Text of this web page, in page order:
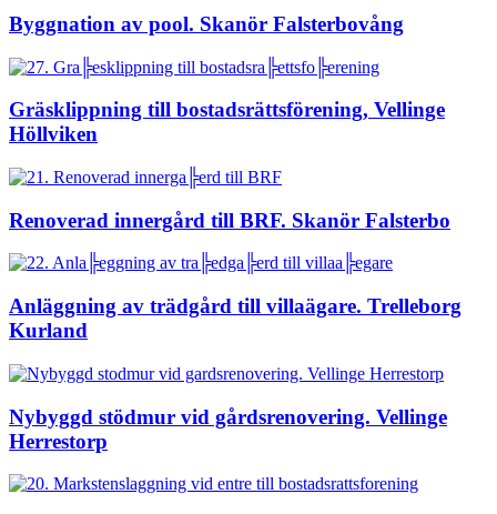
Byggnation av pool. Skanör Falsterbovång
Gräsklippning till bostadsrättsförening, Vellinge
Höllviken
Renoverad innergård till BRF. Skanör Falsterbo
Anläggning av trädgård till villaägare. Trelleborg
Kurland
Nybyggd stödmur vid gårdsrenovering. Vellinge
Herrestorp